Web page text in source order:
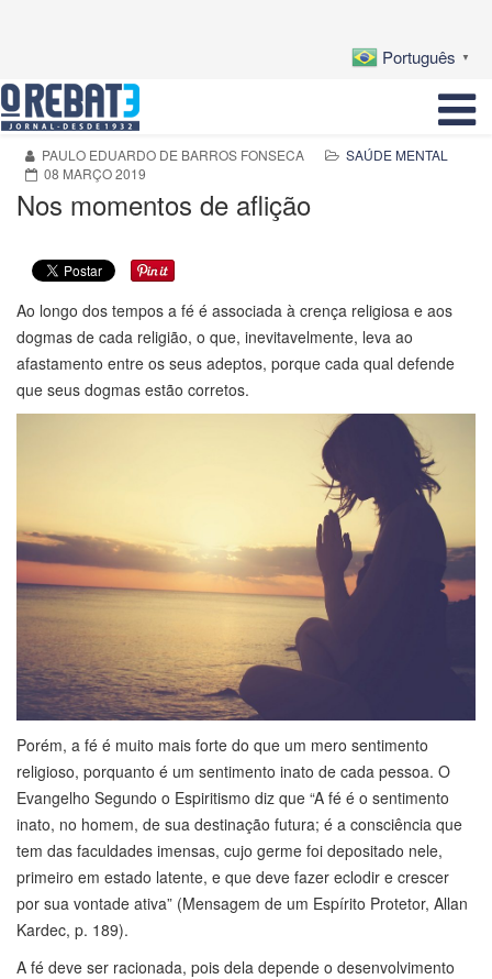
Português ▼
PAULO EDUARDO DE BARROS FONSECA
SAÚDE MENTAL
08 MARÇO 2019
Nos momentos de aflição
Ao longo dos tempos a fé é associada à crença religiosa e aos
dogmas de cada religião, o que, inevitavelmente, leva ao
afastamento entre os seus adeptos, porque cada qual defende
que seus dogmas estão corretos.
Porém, a fé é muito mais forte do que um mero sentimento
religioso, porquanto é um sentimento inato de cada pessoa. O
Evangelho Segundo o Espiritismo diz que “A fé é o sentimento
inato, no homem, de sua destinação futura; é a consciência que
tem das faculdades imensas, cujo germe foi depositado nele,
primeiro em estado latente, e que deve fazer eclodir e crescer
por sua vontade ativa” (Mensagem de um Espírito Protetor, Allan
Kardec, p. 189).
A fé deve ser racionada, pois dela depende o desenvolvimento